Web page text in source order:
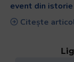
event din istorie
Citește